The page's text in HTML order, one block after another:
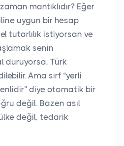
mantıklıdır? Eğer
uygun bir hesap
tutarlılık istiyorsan ve
senin
duruyorsa, Türk
Ama sırf “yerli
diye otomatik bir
değil. Bazen asıl
değil, tedarik